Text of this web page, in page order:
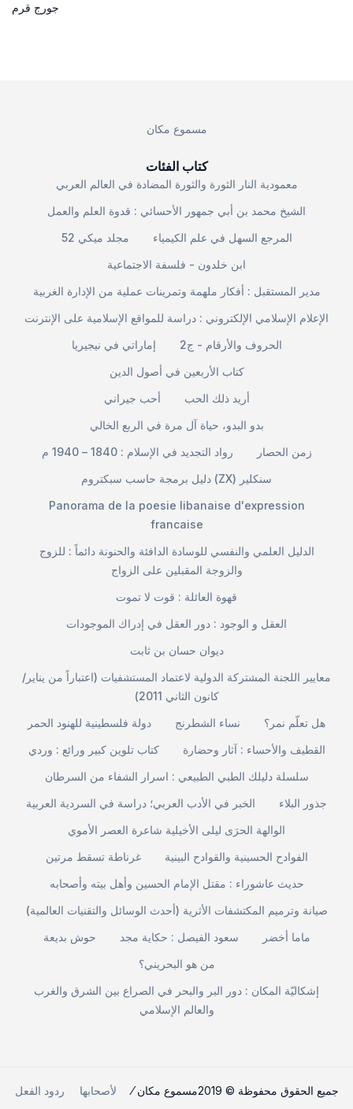
جورج قرم
مسموع مكان
كتاب الفئات
معمودية النار الثورة والثورة المضادة في العالم العربي
الشيخ محمد بن أبي جمهور الأحسائي : قدوة العلم والعمل
مجلد ميكي 52
المرجع السهل في علم الكيمياء
ابن خلدون - فلسفة الاجتماعية
مدير المستقبل : أفكار ملهمة وتمرينات عملية من الإدارة الغربية
الإعلام الإسلامي الإلكتروني : دراسة للمواقع الإسلامية على الإنترنت
إماراتي في نيجيريا
الحروف والأرقام - ج2
كتاب الأربعين في أصول الدين
أحب جيراني
أريد ذلك الحب
بدو البدو، حياة آل مرة في الربع الخالي
رواد التجديد في الإسلام : 1840 – 1940 م
زمن الحصار
دليل برمجة حاسب سبكتروم (ZX) سنكلير
Panorama de la poesie libanaise d'expression
francaise
الدليل العلمي والنفسي للوسادة الدافئة والحنونة دائماً : للزوج
والزوجة المقبلين على الزواج
قهوة العائلة : قوت لا تموت
العقل و الوجود : دور العقل في إدراك الموجودات
ديوان حسان بن ثابت
معايير اللجنة المشتركة الدولية لاعتماد المستشفيات (اعتباراً من يناير/
كانون الثاني 2011)
دولة فلسطينية للهنود الحمر
نساء الشطرنج
هل تعلّم نمر؟
كتاب تلوين كبير ورائع : وردي
القطيف والأحساء : آثار وحضارة
سلسلة دليلك الطبي الطبيعي : اسرار الشفاء من السرطان
الخبر في الأدب العربي؛ دراسة في السردية العربية
جذور البلاء
الوالهة الحرَى ليلى الأخيلية شاعرة العصر الأموي
غرناطة تسقط مرتين
الفوادح الحسينية والقوادح البينية
حديث عاشوراء : مقتل الإمام الحسين وأهل بيته وأصحابه
صيانة وترميم المكتشفات الأثرية (أحدث الوسائل والتقنيات العالمية)
حوش بديعة
سعود الفيصل : حكاية مجد
ماما أخضر
من هو البحريني؟
إشكاليّة المكان : دور البر والبحر في الصراع بين الشرق والغرب
والعالم الإسلامي
جميع الحقوق محفوظة © 2019مسموع مكان ⁄ لأصحابها ردود الفعل